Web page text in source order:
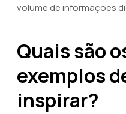
volume de informações
Quais são
exemplos
inspirar?